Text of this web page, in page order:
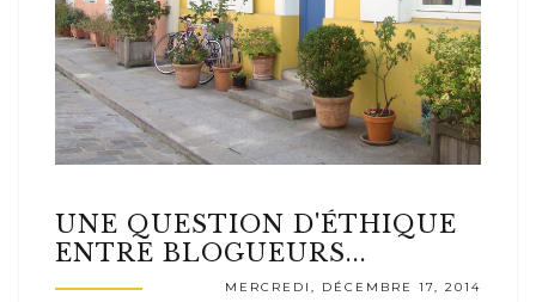
UNE QUESTION D'ÉTHIQUE
ENTRE BLOGUEURS...
MERCREDI, DÉCEMBRE 17, 2014